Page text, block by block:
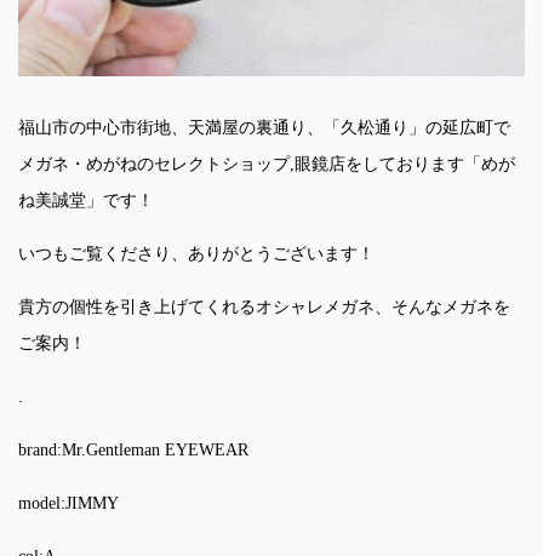
福山市の中心市街地、天満屋の裏通り、「久松通り」の延広町で
メガネ・めがねのセレクトショップ,眼鏡店をしております「めが
ね美誠堂」です！
いつもご覧くださり、ありがとうございます！
貴方の個性を引き上げてくれるオシャレメガネ、そんなメガネを
ご案内！
.
brand:Mr.Gentleman EYEWEAR
model:JIMMY